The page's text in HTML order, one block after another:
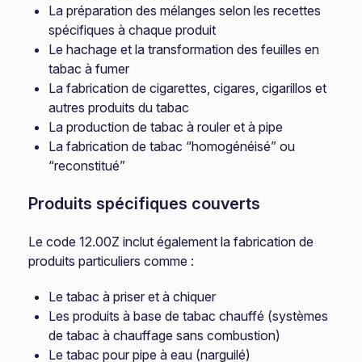
La préparation des mélanges selon les recettes
spécifiques à chaque produit
Le hachage et la transformation des feuilles en
tabac à fumer
La fabrication de cigarettes, cigares, cigarillos et
autres produits du tabac
La production de tabac à rouler et à pipe
La fabrication de tabac “homogénéisé” ou
“reconstitué”
Produits spécifiques couverts
Le code 12.00Z inclut également la fabrication de
produits particuliers comme :
Le tabac à priser et à chiquer
Les produits à base de tabac chauffé (systèmes
de tabac à chauffage sans combustion)
Le tabac pour pipe à eau (narguilé)